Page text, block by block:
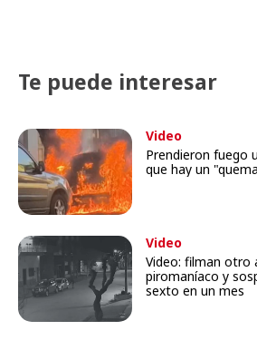
Te puede interesar
Video
Prendieron fuego
que hay un
Video
Video: filman otro
piromaníaco y
sexto en un mes